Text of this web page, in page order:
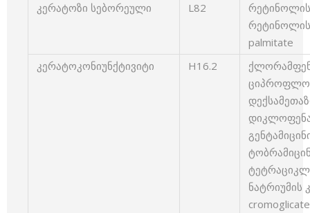
კერატოზი სებორეული
L82
რეტინოლის
palmitate
კერატოკონიუნქტივიტი
H16.2